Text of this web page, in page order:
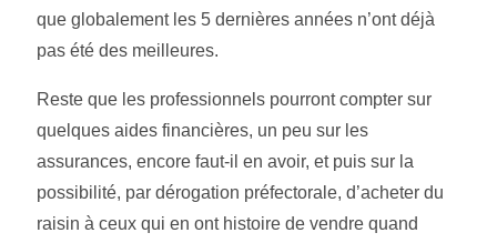
que globalement les 5 dernières années n’ont déjà
pas été des meilleures.
Reste que les professionnels pourront compter sur
quelques aides financières, un peu sur les
assurances, encore faut-il en avoir, et puis sur la
possibilité, par dérogation préfectorale, d’acheter du
raisin à ceux qui en ont histoire de vendre quand